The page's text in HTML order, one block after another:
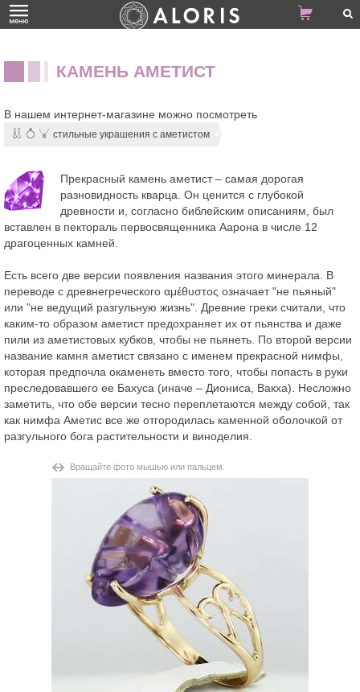
КАМЕНЬ АМЕТИСТ
В нашем интернет-магазине можно посмотреть
стильные украшения с аметистом
Прекрасный камень аметист – самая дорогая
разновидность кварца. Он ценится с глубокой
древности и, согласно библейским описаниям, был
вставлен в пектораль первосвященника Аарона в числе 12
драгоценных камней.
Есть всего две версии появления названия этого минерала. В
переводе с древнегреческого αμέθυστος означает "не пьяный"
или "не ведущий разгульную жизнь". Древние греки считали, что
каким-то образом аметист предохраняет их от пьянства и даже
пили из аметистовых кубков, чтобы не пьянеть. По второй версии
название камня аметист связано с именем прекрасной нимфы,
которая предпочла окаменеть вместо того, чтобы попасть в руки
преследовавшего ее Бахуса (иначе – Диониса, Вакха). Несложно
заметить, что обе версии тесно переплетаются между собой, так
как нимфа Аметис все же отгородилась каменной оболочкой от
разгульного бога растительности и виноделия.
Вращайте фото мышью или пальцем.